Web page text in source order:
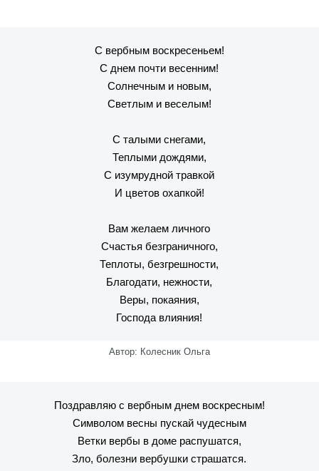
С вербным воскресеньем!
С днем почти весенним!
Солнечным и новым,
Светлым и веселым!
С талыми снегами,
Теплыми дождями,
С изумрудной травкой
И цветов охапкой!
Вам желаем личного
Счастья безграничного,
Теплоты, безгрешности,
Благодати, нежности,
Веры, покаяния,
Господа влияния!
Автор: Колесник Ольга
Поздравляю с вербным днем воскресным!
Символом весны пускай чудесным
Ветки вербы в доме распушатся,
Зло, болезни вербушки страшатся.